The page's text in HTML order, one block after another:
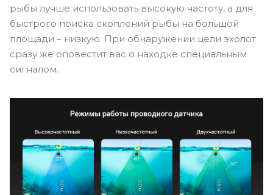
рыбы лучше использовать высокую частоту, а для
быстрого поиска скоплений рыбы на большой
площади – низкую. При обнаружении цели эхолот
сразу же оповестит вас о находке специальным
сигналом.